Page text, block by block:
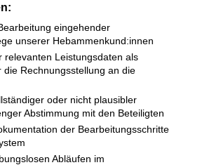
eingehender
unserer Hebammenkund:innen
relevanten Leistungsdaten als
die Rechnungsstellung an die
oder nicht plausibler
Abstimmung mit den Beteiligten
der Bearbeitungsschritte
Abläufen im